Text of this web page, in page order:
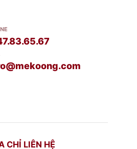
hướng dẫn.
bảo quản để
ẩm ướt và có thể
CHỈ LIÊN HỆ